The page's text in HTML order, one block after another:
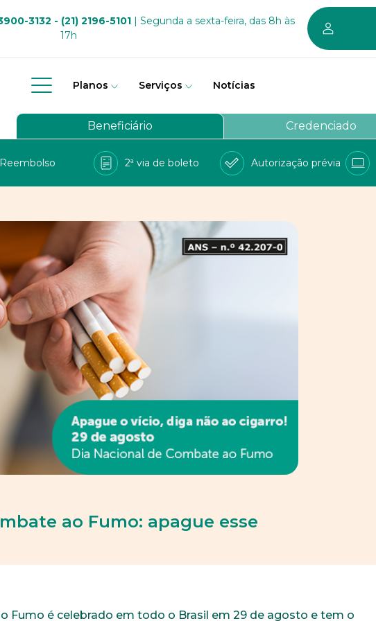
3132 - (21) 2196-5101| Segunda a sexta-feira, das 8h às
17h
Planos Serviços Notícias
Quem somos
Governança
Viva Bem
Trabalhe conosco
LGPD
Uso sustentável dos planos
Beneficiário Credenciado
Reembolso 2ª via de boleto Autorização prévia
ao Fumo: apague esse
Fumo é celebrado em todo o Brasil em 29 de agosto e tem o